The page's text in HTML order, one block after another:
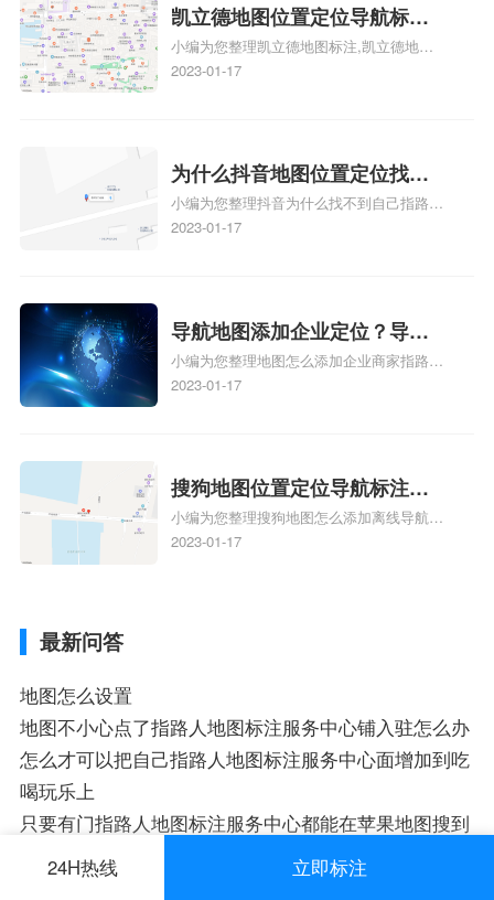
凯立德地图位置定位导航标
注？凯立德地图位置定位,导航,
标注？
小编为您整理凯立德地图标注,凯立德地图
标注怎么做啊、凯立德地图标注,凯立德地
相关地图标注知识，详情可查看下方正文！
2023-01-17
为什么抖音地图位置定位找不
到了？抖音为什么找不到当前
定位了？
小编为您整理抖音为什么找不到自己指路人
地图标注服务中心铺的位置、地图位置更新
服务中心位置、抖音突然不显示定位了相关
地图标注知识，详情可查看下方正文！
2023-01-17
导航地图添加企业定位？导航
定位企业？
小编为您整理地图怎么添加企业商家指路人
地图标注服务中心铺名称、地图怎么添加企
添加企业、地图如何添加企业相关地图标注
知识，详情可查看下方正文！
2023-01-17
搜狗地图位置定位导航标注？
搜狗地图位置定位,导航,标注？
小编为您整理搜狗地图怎么添加离线导航搜
狗地图离线导航怎么用、搜狗地图导航卫星
2023-01-17
最新问答
地图怎么设置
地图不小心点了指路人地图标注服务中心铺入驻怎么办
怎么才可以把自己指路人地图标注服务中心面增加到吃
喝玩乐上
只要有门指路人地图标注服务中心都能在苹果地图搜到
地图标注已经生效 怎么不见显示出来
24H热线 立即标注